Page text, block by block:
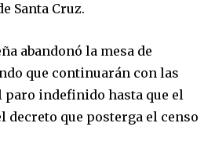
Santa Cruz.
abandonó la mesa de
que continuarán con las
indefinido hasta que el
decreto que posterga el censo